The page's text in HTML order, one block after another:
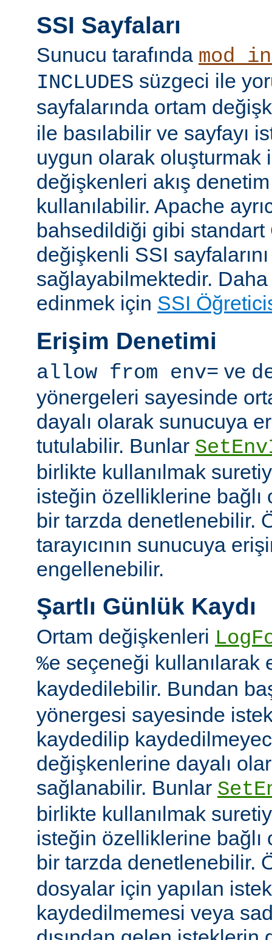
SSI Sayfaları
Sunucu tarafında
INCLUDES süzgeci ile
sayfalarında ortam
ile basılabilir ve sayfayı
uygun olarak oluşturmak
değişkenleri akış
kullanılabilir. Apache
bahsedildiği gibi standart
değişkenli SSI
sağlayabilmektedir. Daha
edinmek için SSI
Erişim Denetimi
allow from env= ve
yönergeleri sayesinde
dayalı olarak sunucuya
tutulabilir. Bunlar
birlikte kullanılmak
isteğin özelliklerine
bir tarzda denetlenebilir.
tarayıcının sunucuya
engellenebilir.
Şartlı Günlük Kaydı
Ortam değişkenleri
%e seçeneği kullanılarak
kaydedilebilir. Bundan
yönergesi sayesinde
kaydedilip
değişkenlerine dayalı
sağlanabilir. Bunlar
birlikte kullanılmak
isteğin özelliklerine
bir tarzda denetlenebilir.
dosyalar için yapılan
kaydedilmemesi veya